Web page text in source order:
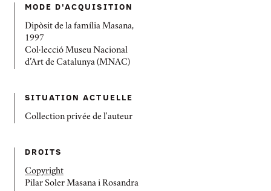
MODE D'ACQUISITION
Dipòsit de la família Masana,
1997
Col·lecció Museu Nacional
d’Art de Catalunya (MNAC)
SITUATION ACTUELLE
Collection privée de l'auteur
DROITS
Copyright
Pilar Soler Masana i Rosandra